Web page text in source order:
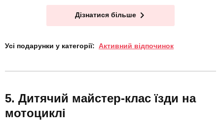
Дізнатися більше
Усі подарунки у категорії: Активний відпочинок
Дитячий майстер-клас їзди на
мотоциклі